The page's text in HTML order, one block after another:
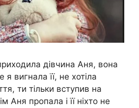
дівчина Аня, вона
я вигнала її, не хотіла
ти тільки вступив на
Аня пропала і її ніхто не